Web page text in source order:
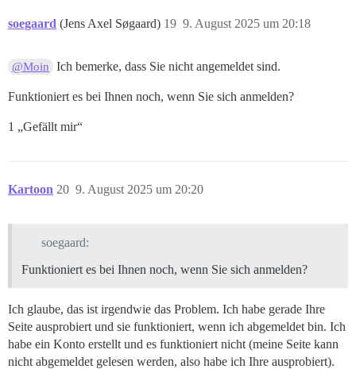
soegaard (Jens Axel Søgaard) 9. August 2025 um 20:18
19
@Moin Ich bemerke, dass Sie nicht angemeldet sind.
Funktioniert es bei Ihnen noch, wenn Sie sich anmelden?
1 „Gefällt mir“
Kartoon 9. August 2025 um 20:20
20
soegaard:
Funktioniert es bei Ihnen noch, wenn Sie sich anmelden?
Ich glaube, das ist irgendwie das Problem. Ich habe gerade Ihre
Seite ausprobiert und sie funktioniert, wenn ich abgemeldet bin. Ich
habe ein Konto erstellt und es funktioniert nicht (meine Seite kann
nicht abgemeldet gelesen werden, also habe ich Ihre ausprobiert).